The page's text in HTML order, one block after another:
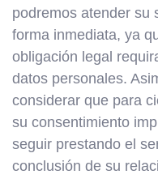
podremos atender su
forma inmediata, ya
obligación legal
datos personales.
considerar que para
su consentimiento
seguir prestando el
conclusión de su